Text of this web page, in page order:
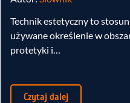
Technik estetyczny to
używane określenie w
protetyki i…
Czytaj dalej